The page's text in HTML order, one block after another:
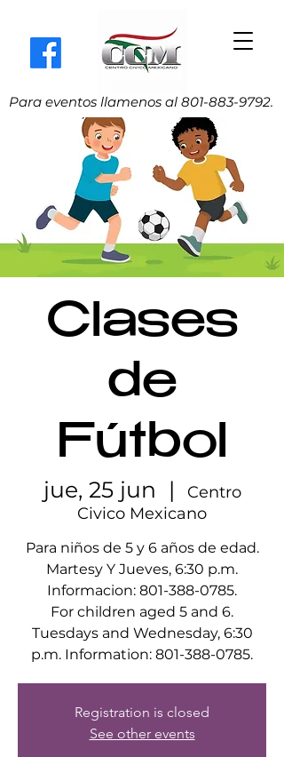
Para eventos llamenos al 801-883-9792.
Clases
de
Fútbol
jue, 25 jun
  |
Centro
Civico Mexicano
Para niños de 5 y 6 años de edad.
Martesy Y Jueves, 6:30 p.m.
Informacion: 801-388-0785.
For children aged 5 and 6.
Tuesdays and Wednesday, 6:30
p.m. Information: 801-388-0785.
Registration is closed
See other events